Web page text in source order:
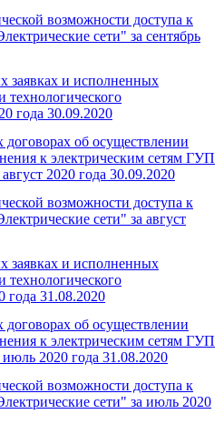
возможности доступа к
сети" за сентябрь
заявках и исполненных
технологического
года 30.09.2020
об осуществлении
к электрическим сетям ГУП
2020 года 30.09.2020
возможности доступа к
сети" за август
заявках и исполненных
технологического
года 31.08.2020
об осуществлении
к электрическим сетям ГУП
2020 года 31.08.2020
возможности доступа к
сети" за июль 2020